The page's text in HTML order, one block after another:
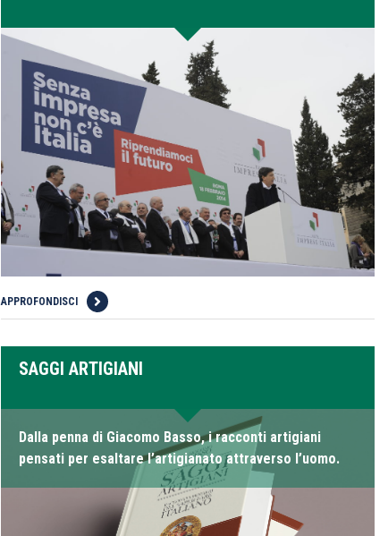
APPROFONDISCI
SAGGI ARTIGIANI
Dalla penna di Giacomo Basso, i racconti artigiani
pensati per esaltare l’artigianato attraverso l’uomo.